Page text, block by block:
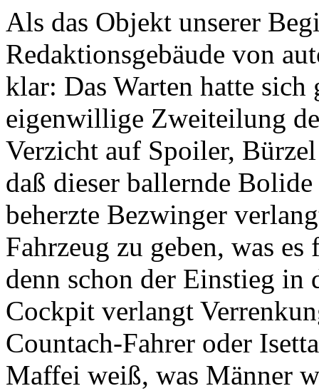
Als das Objekt unserer
Redaktionsgebäude von
klar: Das Warten hatte
eigenwillige Zweiteilung
Verzicht auf Spoiler,
daß dieser ballernde
beherzte Bezwinger
Fahrzeug zu geben, was
denn schon der Einstieg in
Cockpit verlangt
Countach-Fahrer oder
Maffei weiß, was Männer